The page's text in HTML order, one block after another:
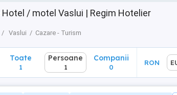
Hotel / motel Vaslui | Regim Hotelier
Vaslui Cazare - Turism
Toate
1
Persoane
1
Companii
0
RON